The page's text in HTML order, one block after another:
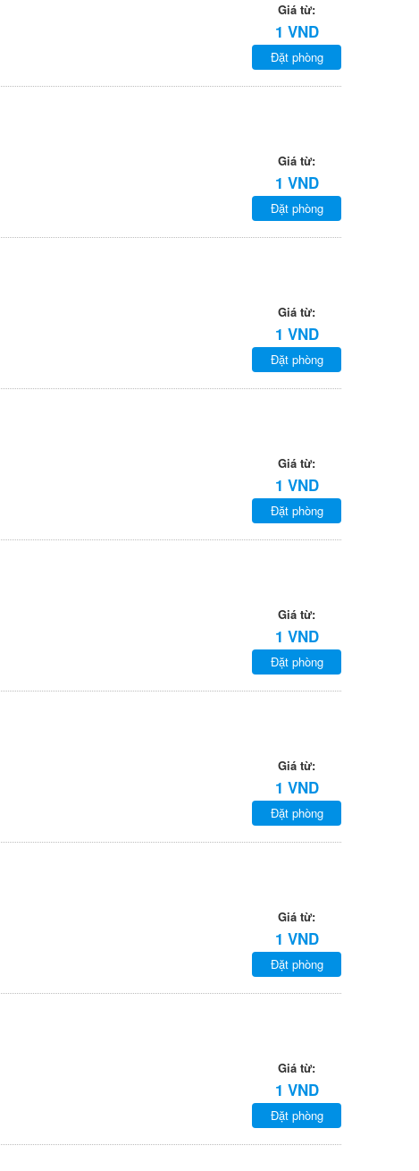
Giá từ:
1 VND
Đặt phòng
Giá từ:
1 VND
Đặt phòng
Giá từ:
1 VND
Đặt phòng
Giá từ:
1 VND
Đặt phòng
Giá từ:
1 VND
Đặt phòng
Giá từ:
1 VND
Đặt phòng
Giá từ:
1 VND
Đặt phòng
Giá từ:
1 VND
Đặt phòng